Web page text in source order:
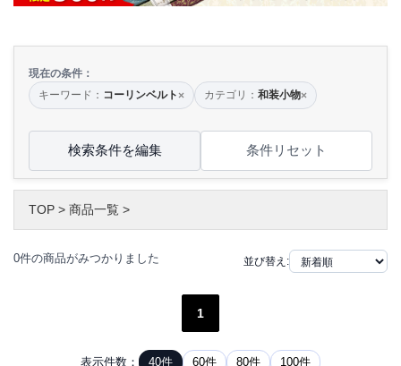
現在の条件：
キーワード： コーリンベルト× カテゴリ： 和装小物×
検索条件を編集 条件リセット
TOP > 商品一覧 >
0件の商品がみつかりました 並び替え:
1
表示件数： 40件 60件 80件 100件